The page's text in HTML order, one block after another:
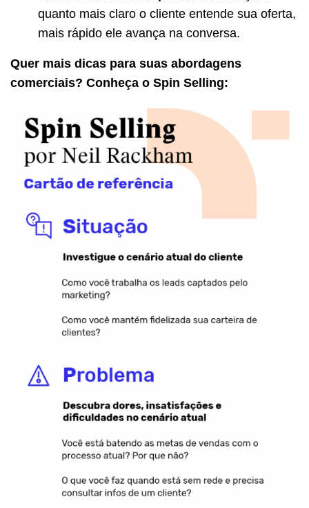
quanto mais claro o cliente entende sua oferta,
mais rápido ele avança na conversa.
Quer mais dicas para suas abordagens
comerciais? Conheça o Spin Selling: